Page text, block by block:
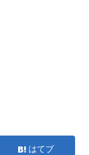
はてブ